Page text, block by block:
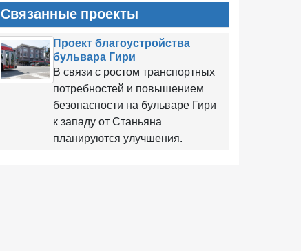
Связанные проекты
Проект благоустройства
бульвара Гири
В связи с ростом транспортных
потребностей и повышением
безопасности на бульваре Гири
к западу от Станьяна
планируются улучшения.